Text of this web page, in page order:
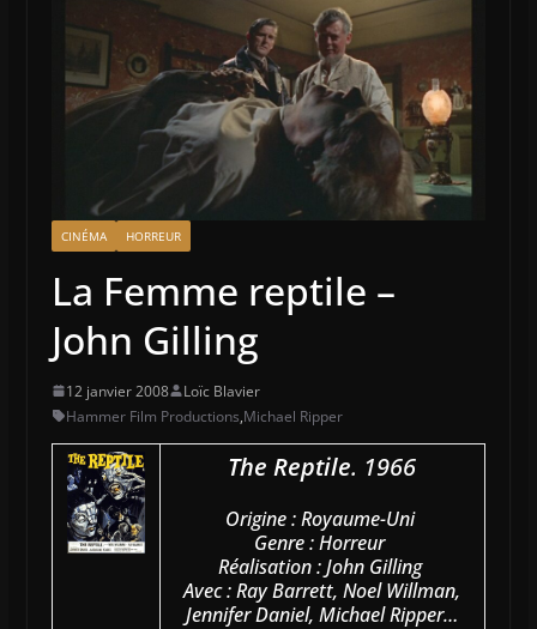
CINÉMA HORREUR
La Femme reptile –
John Gilling
12 janvier 2008
Loïc Blavier
Hammer Film Productions,Michael Ripper
The Reptile. 1966
Origine : Royaume-Uni
Genre : Horreur
Réalisation : John Gilling
Avec : Ray Barrett, Noel Willman,
Jennifer Daniel, Michael Ripper…